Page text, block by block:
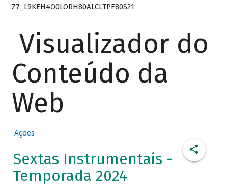
Z7_L9KEH4O0LORH80ALCLTPF80S21
Visualizador do
Conteúdo da
Web
Ações
Sextas Instrumentais -
Temporada 2024